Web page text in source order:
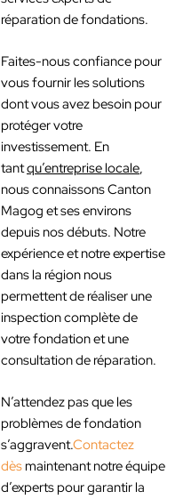
réparation de fondations.
Faites-nous confiance pour
vous fournir les solutions
dont vous avez besoin pour
protéger votre
investissement. En
tantqu’entreprise locale,
nous connaissons Canton
Magog et ses environs
depuis nos débuts. Notre
expérience et notre expertise
dans la région nous
permettent de réaliser une
inspection complète de
votre fondation et une
consultation de réparation.
N’attendez pas que les
problèmes de fondation
s’aggravent.Contactez
dès maintenant notre équipe
d’experts pour garantir la